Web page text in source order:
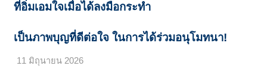
ที่อิ่มเอมใจเมื่อได้ลงมือกระทำ
เป็นภาพบุญที่ดีต่อใจ ในการได้ร่วมอนุโมทนา!
11 มิถุนายน 2026